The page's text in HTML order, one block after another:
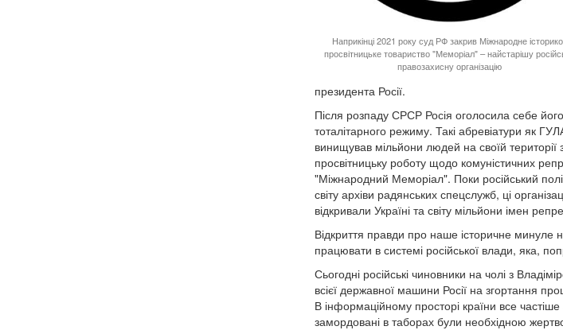
Наприкінці 2021 року суд РФ закрив Міжнародне
просвітницьке товариство "Меморіал" – найстарішу
правозахисну організацію
президента Росії.
Після розпаду СРСР Росія оголосила себе
тоталітарного режиму. Такі абревіатури як
винищував мільйони людей на своїй території
просвітницьку роботу щодо комуністичних
"Міжнародний Меморіал". Поки російський
світу архіви радянських спецслужб, ці
відкривали Україні та світу мільйони імен
Відкриття правди про наше історичне
працювати в системі російської влади, яка,
Сьогодні російські чиновники на чолі з
всієї державної машини Росії на згортання
В інформаційному просторі країни все
замордовані в таборах були необхідною